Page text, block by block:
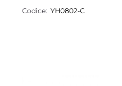
Codice: YH0802-C